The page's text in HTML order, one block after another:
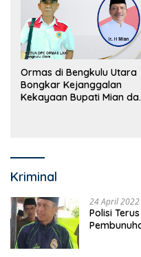
Ormas di Bengkulu Utara
Bongkar Kejanggalan
Kekayaan Bupati Mian
Kriminal
24 April 2022
Polisi